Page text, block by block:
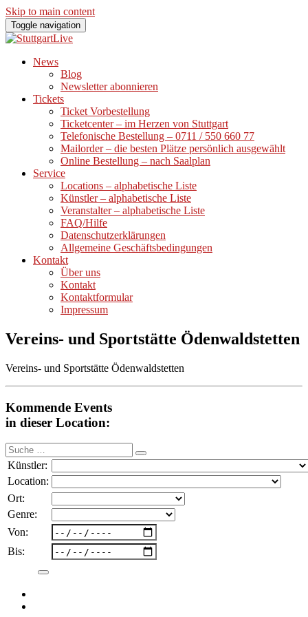
Skip to main content
Toggle navigation
News
Blog
Newsletter abonnieren
Tickets
Ticket Vorbestellung
Ticketcenter – im Herzen von Stuttgart
Telefonische Bestellung – 0711 / 550 660 77
Mailorder – die besten Plätze persönlich ausgewählt
Online Bestellung – nach Saalplan
Service
Locations – alphabetische Liste
Künstler – alphabetische Liste
Veranstalter – alphabetische Liste
FAQ/Hilfe
Datenschutzerklärungen
Allgemeine Geschäftsbedingungen
Kontakt
Über uns
Kontakt
Kontaktformular
Impressum
Vereins- und Sportstätte Ödenwaldstetten
Vereins- und Sportstätte Ödenwaldstetten
Kommende Events
in dieser Location:
Suche
nach:
Künstler:
Location:
Ort:
Genre:
Von:
Bis: